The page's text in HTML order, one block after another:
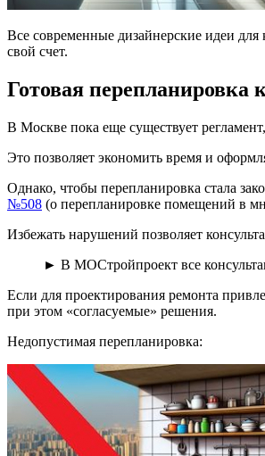
Все современные дизайнерские идеи
свой счет.
Готовая перепланировка
В Москве пока еще существует
Это позволяет экономить время и
Однако, чтобы перепланировка стала
№508 (о перепланировке помещений в
Избежать нарушений позволяет
► В МОСтройпроект все
Если для проектирования ремонта
при этом «согласуемые» решения.
Недопустимая перепланировка: